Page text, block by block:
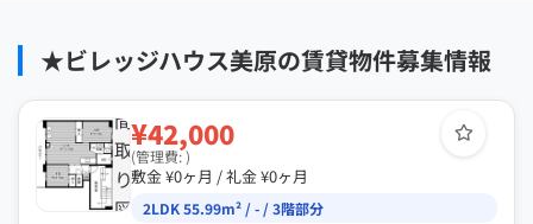
★ビレッジハウス美原の賃貸物件募集情報
間
取
り
図
¥42,000
(管理費: )
敷金 ¥0ヶ月 / 礼金 ¥0ヶ月
2LDK 55.99m² / - / 3階部分